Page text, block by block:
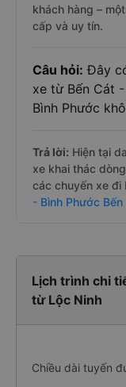
khách hàng –
cấp và uy tín.
Câu hỏi: Đây
xe từ Bến Cát
Bình Phước
Trả lời: Hiện tại
xe khai thác
các chuyến xe đi
- Bình Phước
Lịch trình chi
từ Lộc Ninh
Chiều dài tuyến